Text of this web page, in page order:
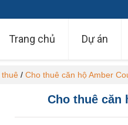
Trang chủ Dự án
thuê / Cho thuê căn hộ Amber
Cho thuê căn